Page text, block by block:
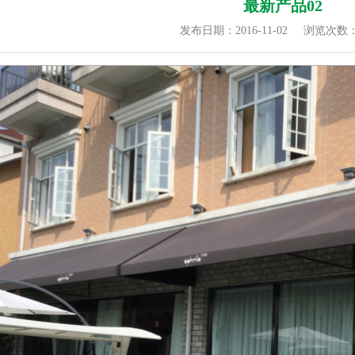
最新产品02
发布日期：2016-11-02 浏览次数